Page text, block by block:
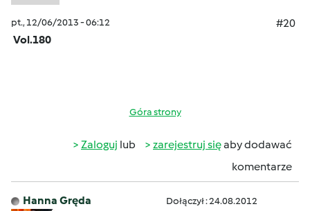
pt., 12/06/2013 - 06:12
#20
Vol.180
Góra strony
Zaloguj lub zarejestruj sięaby dodawać
komentarze
Hanna Gręda Dołączył : 24.08.2012